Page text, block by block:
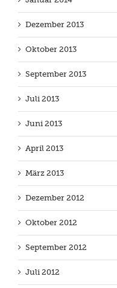
Dezember 2013
Oktober 2013
September 2013
Juli 2013
Juni 2013
April 2013
März 2013
Dezember 2012
Oktober 2012
September 2012
Juli 2012